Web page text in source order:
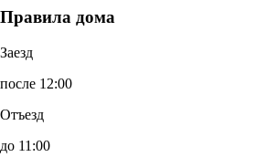
Правила дома
Заезд
после 12:00
Отъезд
до 11:00